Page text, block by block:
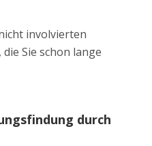
involvierten
Sie schon lange
durch